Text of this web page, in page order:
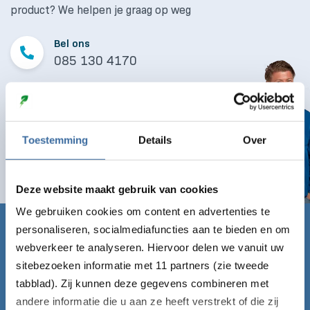
Toestemming Details Over
Deze website maakt gebruik van cookies
We gebruiken cookies om content en advertenties te
personaliseren, socialmediafuncties aan te bieden en om
webverkeer te analyseren. Hiervoor delen we vanuit uw
sitebezoeken informatie met 11 partners (zie tweede
tabblad). Zij kunnen deze gegevens combineren met
andere informatie die u aan ze heeft verstrekt of die zij
product? We helpen je graag op weg
Bel ons
085 130 4170
Naar contactformulier
Claim nu gratis de Laadgids!
Vul onderstaand formulier in en ontvang de Laadgids
direct gratis per mail!